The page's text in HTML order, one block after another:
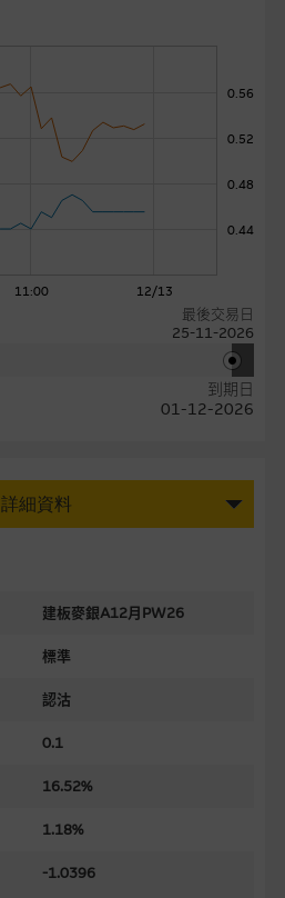
11:00 12/13
0.44
0.48
0.52
0.56
最後交易日
25-11-2026
到期日
01-12-2026
詳細資料
建板麥銀A12月PW26
標準
認沽
0.1
16.52%
1.18%
-1.0396